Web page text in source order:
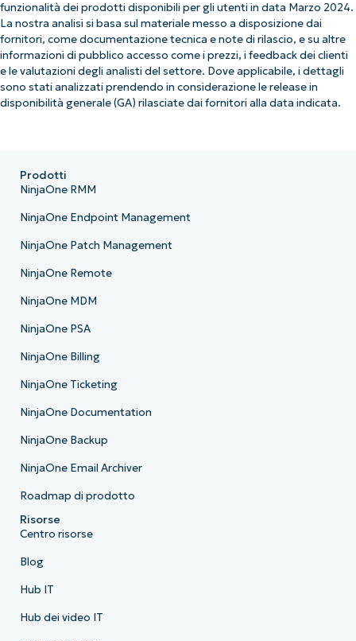
funzionalità dei prodotti disponibili per gli utenti in data Marzo 2024.
La nostra analisi si basa sul materiale messo a disposizione dai
fornitori, come documentazione tecnica e note di rilascio, e su altre
informazioni di pubblico accesso come i prezzi, i feedback dei clienti
e le valutazioni degli analisti del settore. Dove applicabile, i dettagli
sono stati analizzati prendendo in considerazione le release in
disponibilità generale (GA) rilasciate dai fornitori alla data indicata.
Prodotti
NinjaOne RMM
NinjaOne Endpoint Management
NinjaOne Patch Management
NinjaOne Remote
NinjaOne MDM
NinjaOne PSA
NinjaOne Billing
NinjaOne Ticketing
NinjaOne Documentation
NinjaOne Backup
NinjaOne Email Archiver
Roadmap di prodotto
Risorse
Centro risorse
Blog
Hub IT
Hub dei video IT